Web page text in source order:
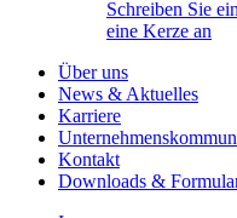
Schreiben Sie
eine Kerze an
Über uns
News & Aktuelles
Karriere
Kontakt
Downloads &